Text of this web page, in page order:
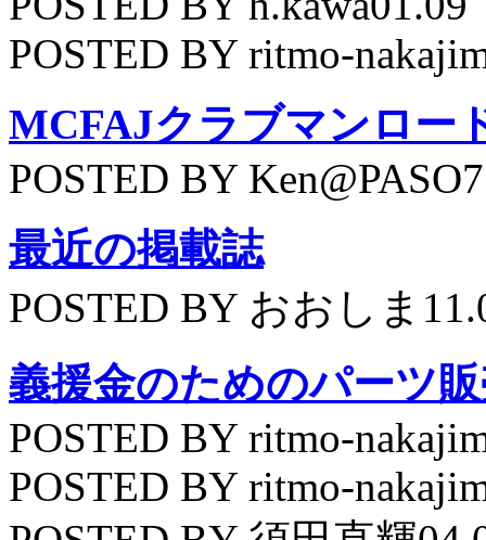
POSTED BY ritmo-
MCFAJクラブマンロー
POSTED BY
最近の掲載誌
POSTED BY おおしま
義援金のためのパーツ
POSTED BY ritmo-
POSTED BY ritmo-